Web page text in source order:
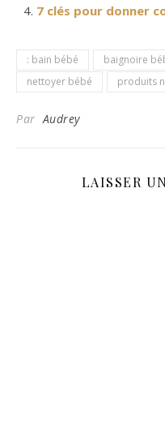
7 clés pour donner
: bain bébé baignoire
nettoyer bébé
produits
Par Audrey
LAISSER